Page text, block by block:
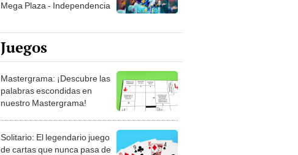
Mega Plaza - Independencia
Juegos
Mastergrama: ¡Descubre las
palabras escondidas en
nuestro Mastergrama!
Solitario: El legendario juego
de cartas que nunca pasa de